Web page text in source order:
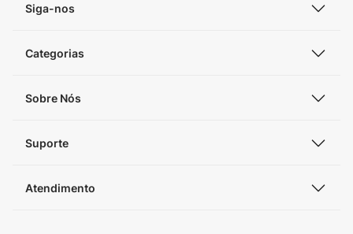
Siga-nos
Categorias
Sobre Nós
Suporte
Atendimento